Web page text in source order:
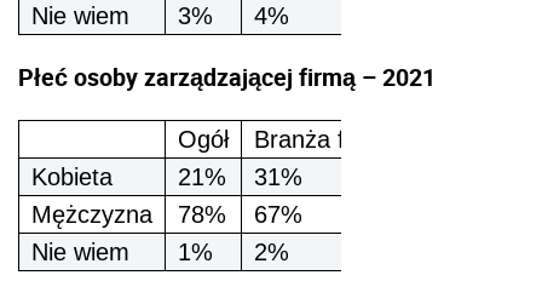
Nie wiem
3% 4%
Płeć osoby zarządzającej firmą – 2021
Ogół
Branża finansowo-
Kobieta
21%
31%
Mężczyzna
78%
67%
Nie wiem
1% 2%